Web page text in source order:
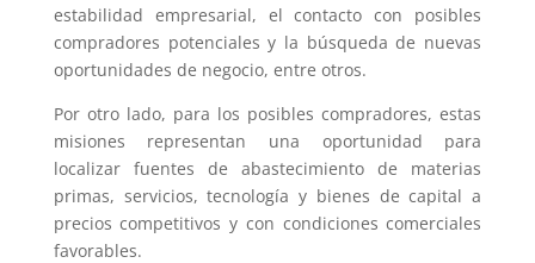
estabilidad empresarial, el contacto con posibles
compradores potenciales y la búsqueda de nuevas
oportunidades de negocio, entre otros.
Por otro lado, para los posibles compradores, estas
misiones representan una oportunidad para
localizar fuentes de abastecimiento de materias
primas, servicios, tecnología y bienes de capital a
precios competitivos y con condiciones comerciales
favorables.